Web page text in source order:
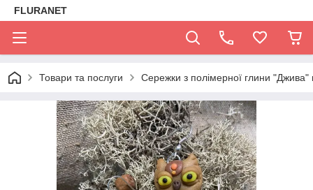
FLURANET
Товари та послуги Сережки з полімерної глини "Джива"